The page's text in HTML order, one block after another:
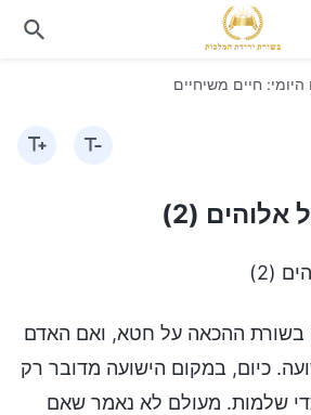
חיים משיחיים
אלוהים (2)
(2)
בשורת ההכאה על חטא, ואם האדם
כיום, במקום הישועה מדובר רק
שלמות. מעולם לא נאמר שאם